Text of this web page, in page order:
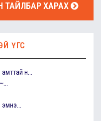
ТАЙЛБАР ХАРАХ
ҮГС
амттай н...
эмнэ...